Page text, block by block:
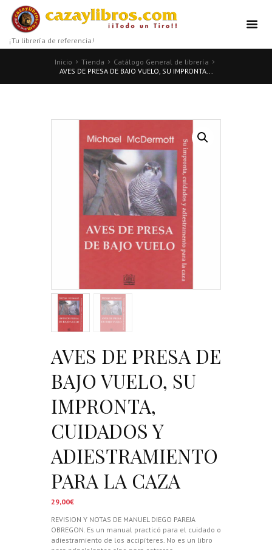
¡Tu librería de referencia!
Inicio Tienda
Catálogo General de librería
AVES DE PRESA DE BAJO VUELO, SU IMPRONTA...
AVES DE PRESA DE
BAJO VUELO, SU
IMPRONTA,
CUIDADOS Y
ADIESTRAMIENTO
PARA LA CAZA
29,00€
REVISION Y NOTAS DE MANUEL DIEGO PAREJA
OBREGON. Es un manual practicó para el cuidado o
adiestramiento de los accipíteres. No es un libro